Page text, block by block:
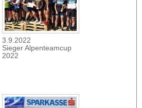
3.9.2022
Sieger Alpenteamcup
2022